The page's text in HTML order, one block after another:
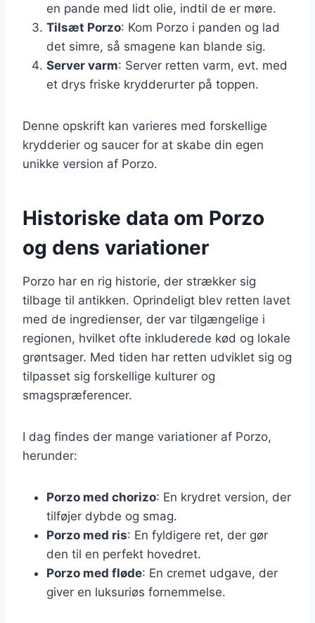
en pande med lidt olie, indtil de er møre.
Tilsæt Porzo: Kom Porzo i panden og lad
det simre, så smagene kan blande sig.
Server varm: Server retten varm, evt. med
et drys friske krydderurter på toppen.
Denne opskrift kan varieres med forskellige
krydderier og saucer for at skabe din egen
unikke version af Porzo.
Historiske data om Porzo
og dens variationer
Porzo har en rig historie, der strækker sig
tilbage til antikken. Oprindeligt blev retten lavet
med de ingredienser, der var tilgængelige i
regionen, hvilket ofte inkluderede kød og lokale
grøntsager. Med tiden har retten udviklet sig og
tilpasset sig forskellige kulturer og
smagspræferencer.
I dag findes der mange variationer af Porzo,
herunder:
Porzo med chorizo: En krydret version, der
tilføjer dybde og smag.
Porzo med ris: En fyldigere ret, der gør
den til en perfekt hovedret.
Porzo med fløde: En cremet udgave, der
giver en luksuriøs fornemmelse.